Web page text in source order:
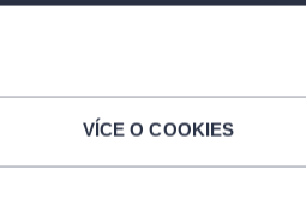
VÍCE O COOKIES